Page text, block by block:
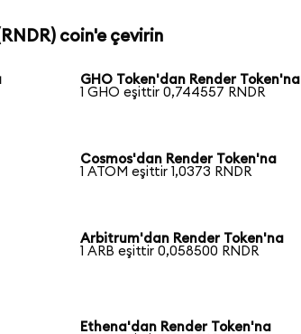
coin'e çevirin
GHO Token'dan Render Token'na
1 GHO eşittir 0,744557 RNDR
Cosmos'dan Render Token'na
1 ATOM eşittir 1,0373 RNDR
Arbitrum'dan Render Token'na
1 ARB eşittir 0,058500 RNDR
Ethena'dan Render Token'na